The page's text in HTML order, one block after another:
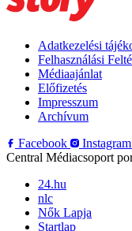
Adatkezelési
Felhasználási
Médiaajánlat
Előfizetés
Impresszum
Archívum
Facebook
Instagram
Central Médiacsoport
24.hu
nlc
Nők Lapja
Startlap